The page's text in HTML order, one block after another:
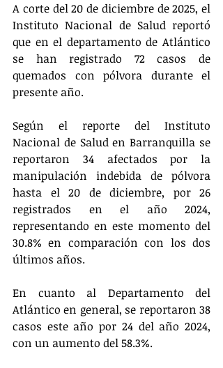
A corte del 20 de diciembre de 2025, el
Instituto Nacional de Salud reportó
que en el departamento de Atlántico
se han registrado 72 casos de
quemados con pólvora durante el
presente año.
Según el reporte del Instituto
Nacional de Salud en Barranquilla se
reportaron 34 afectados por la
manipulación indebida de pólvora
hasta el 20 de diciembre, por 26
registrados en el año 2024,
representando en este momento del
30.8% en comparación con los dos
últimos años.
En cuanto al Departamento del
Atlántico en general, se reportaron 38
casos este año por 24 del año 2024,
con un aumento del 58.3%.